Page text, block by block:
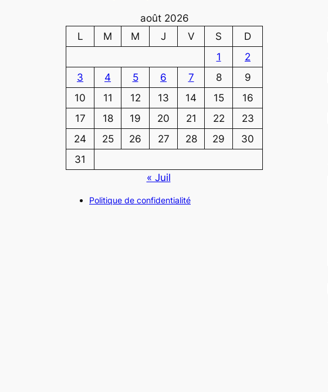
août 2026
L
M M J V S
D
1
2
3
4 5 6 7 8
9
10
11 12 13 14 15
16
17
18 19 20 21 22
23
24
25 26 27 28 29
30
31
« Juil
Politique de confidentialité